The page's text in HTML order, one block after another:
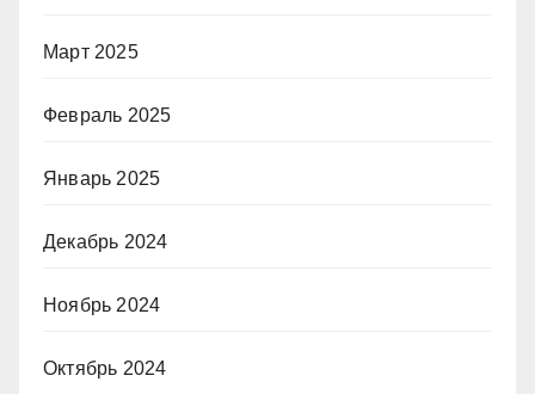
Март 2025
Февраль 2025
Январь 2025
Декабрь 2024
Ноябрь 2024
Октябрь 2024